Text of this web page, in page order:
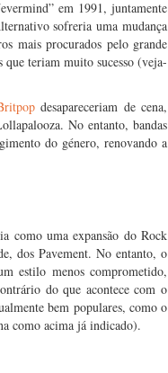
em 1991, juntamente
sofreria uma mudança
mais procurados pelo grande
teriam muito sucesso (veja-
desapareceriam de cena,
No entanto, bandas
do género, renovando a
como uma expansão do Rock
dos Pavement. No entanto, o
estilo menos comprometido,
do que acontece com o
bem populares, como o
como acima já indicado).